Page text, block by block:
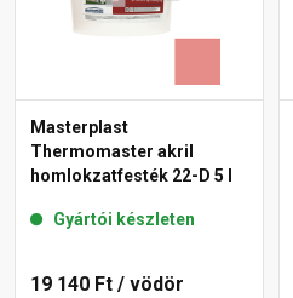
Masterplast
Thermomaster akril
homlokzatfesték 22-D 5 l
Gyártói készleten
19 140 Ft / vödör